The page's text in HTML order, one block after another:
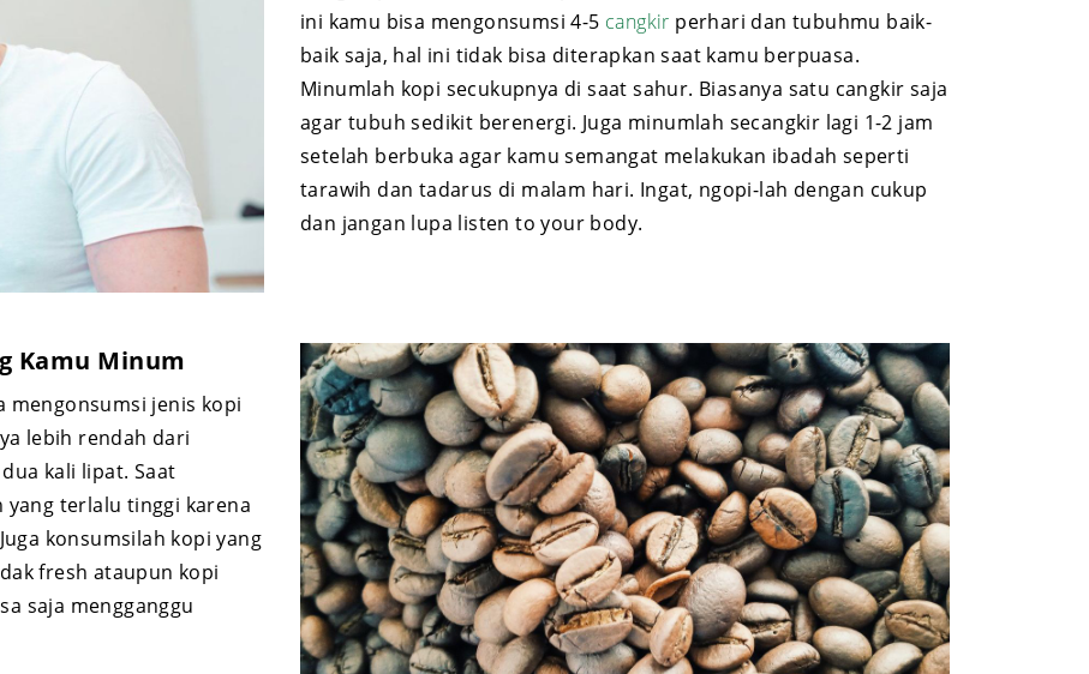
ini kamu bisa mengonsumsi 4-5 cangkir perhari dan tubuhmu baik-
baik saja, hal ini tidak bisa diterapkan saat kamu berpuasa.
Minumlah kopi secukupnya di saat sahur. Biasanya satu cangkir saja
agar tubuh sedikit berenergi. Juga minumlah secangkir lagi 1-2 jam
setelah berbuka agar kamu semangat melakukan ibadah seperti
tarawih dan tadarus di malam hari. Ingat, ngopi-lah dengan cukup
dan jangan lupa listen to your body.
Kamu Minum
mengonsumsi jenis kopi
lebih rendah dari
kali lipat. Saat
terlalu tinggi karena
konsumsilah kopi yang
fresh ataupun kopi
saja mengganggu